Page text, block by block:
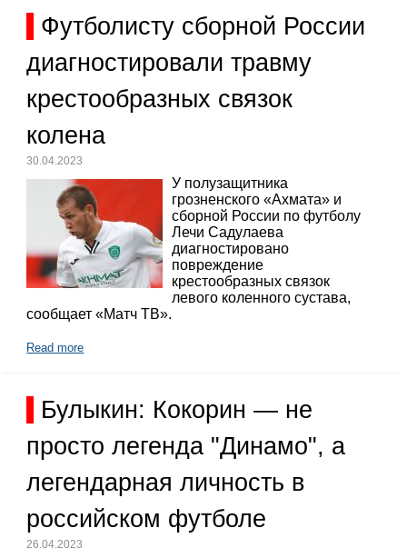
Футболисту сборной России
диагностировали травму
крестообразных связок
колена
30.04.2023
У полузащитника
грозненского «Ахмата» и
сборной России по футболу
Лечи Садулаева
диагностировано
повреждение
крестообразных связок
левого коленного сустава,
сообщает «Матч ТВ».
Read more
Булыкин: Кокорин — не
просто легенда "Динамо", а
легендарная личность в
российском футболе
26.04.2023